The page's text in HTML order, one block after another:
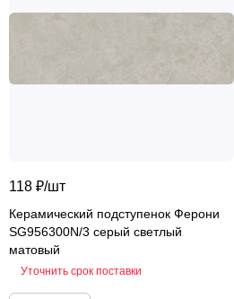
118 ₽/шт
Керамический подступенок Ферони
SG956300N/3 серый светлый
матовый
Уточнить срок поставки